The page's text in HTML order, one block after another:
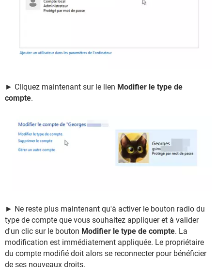
► Cliquez maintenant sur le lien Modifier le type de
compte.
► Ne reste plus maintenant qu'à activer le bouton radio du
type de compte que vous souhaitez appliquer et à valider
d'un clic sur le bouton Modifier le type de compte. La
modification est immédiatement appliquée. Le propriétaire
du compte modifié doit alors se reconnecter pour bénéficier
de ses nouveaux droits.